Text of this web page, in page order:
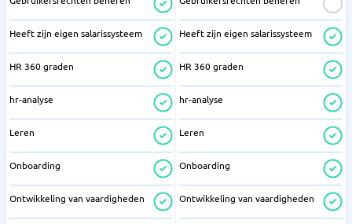
Heeft zijn eigen salarissysteem
HR 360 graden
hr-analyse
Leren
Onboarding
Ontwikkeling van vaardigheden
Heeft zijn eigen salarissysteem
HR 360 graden
hr-analyse
Leren
Onboarding
Ontwikkeling van vaardigheden